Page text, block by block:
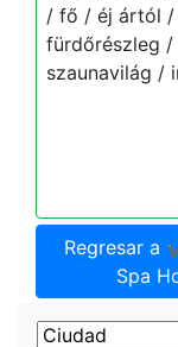
/ fő / éj ártól /
fürdőrészleg
szaunavilág /
Regresar a
Spa